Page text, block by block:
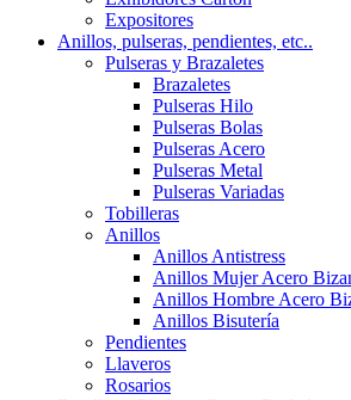
Expositores
Anillos, pulseras, pendientes, etc..
Pulseras y Brazaletes
Brazaletes
Pulseras Hilo
Pulseras Bolas
Pulseras Acero
Pulseras Metal
Pulseras Variadas
Tobilleras
Anillos
Anillos Antistress
Anillos Mujer Acero
Anillos Hombre Acero
Anillos Bisutería
Pendientes
Llaveros
Rosarios